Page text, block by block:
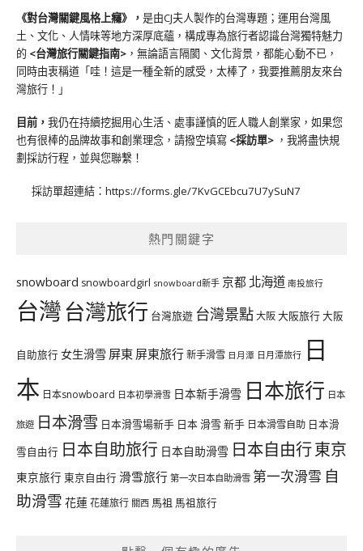
《對台灣關鍵風格上癮》 ， 是由CJ夫人製作的台灣專題；運用台灣風
土、文化、人情味等地方深厚底蘊，構成專為旅行者認識台灣獨特魅力
的 <台灣旅行關鍵指南> ，無論語言隔閡、文化背景，都能心動不已，
同時由衷稱道「哇！這是一種全新的感受，太棒了，我要推薦朋友來台
灣旅行！」
目前， 我仍在持續挖掘用心生活、處事謹慎的匠人職人創業家，如果您
也有很棒的品牌故事和創業理念，請撥空填寫 <採訪單> ，我將盡快規
劃採訪行程，並與您聯繫！
採訪單超連結： https://forms.gle/7KvGCEbcu7U7ySuN7
熱門關鍵字
snowboard snowboardgirl snowboard新手 京都 北海道 南投旅行
台灣台灣旅行 台灣旅遊 台灣景點大阪大阪旅行大阪
自助旅行 女生滑雪 屏東 屏東旅行新手滑雪 日月潭 日月潭旅行 日
本 日本snowboard 日本初學滑雪 日本新手滑雪 日本旅行 日本
旅遊 日本滑雪 日本滑雪場新手 日本 滑雪 新手 日本滑雪自助 日本滑
雪自由行 日本自助旅行 日本自助滑雪 日本自由行東京
東京旅行 東京自由行 滑雪旅行 第一次日本自助滑雪 第一次滑雪 自
助滑雪 花蓮花蓮旅行 關西 馬祖 馬祖旅行